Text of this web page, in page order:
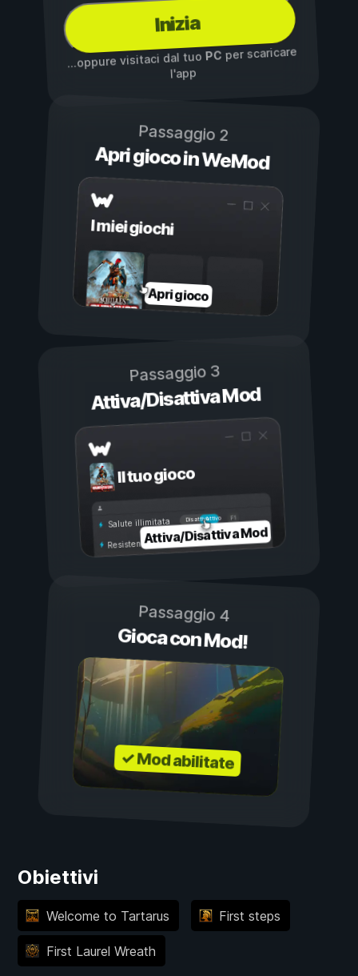
Inizia
...oppure visitaci dal tuoPC per scaricare
l'app
Passaggio 2
Apri gioco in WeMod
I miei giochi
Apri gioco
Passaggio 3
Attiva/Disattiva Mod
Il tuo gioco
Attivo
Disattivo
Salute illimitata
Resistenza illimitata
Attiva/Disattiva Mod
Passaggio 4
Gioca con Mod!
✓ Mod abilitate
Obiettivi
Welcome to Tartarus First steps
First Laurel Wreath